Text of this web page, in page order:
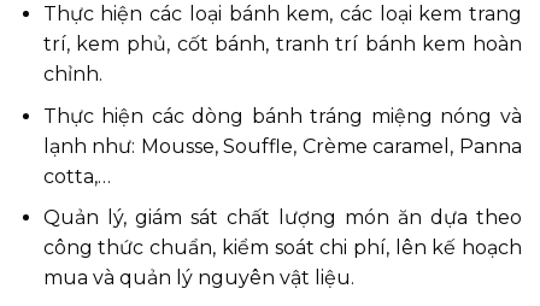
Thực hiện các loại bánh kem, các loại kem trang
trí, kem phủ, cốt bánh, tranh trí bánh kem hoàn
chỉnh.
Thực hiện các dòng bánh tráng miệng nóng và
lạnh như: Mousse, Souffle, Crème caramel, Panna
cotta,…
Quản lý, giám sát chất lượng món ăn dựa theo
công thức chuẩn, kiểm soát chi phí, lên kế hoạch
mua và quản lý nguyên vật liệu.